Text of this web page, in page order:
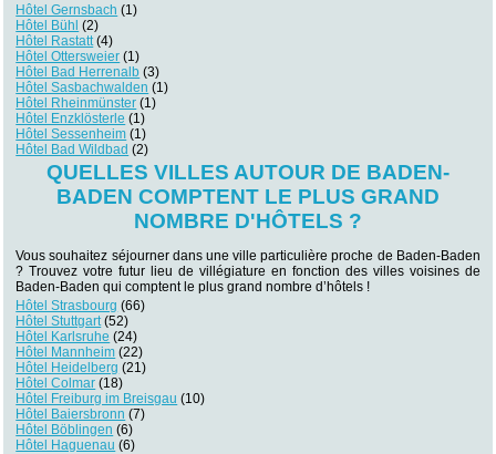
Hôtel Gernsbach (1)
Hôtel Bühl (2)
Hôtel Rastatt(4)
Hôtel Ottersweier (1)
Hôtel Bad Herrenalb (3)
Hôtel Sasbachwalden (1)
Hôtel Rheinmünster (1)
Hôtel Enzklösterle (1)
Hôtel Sessenheim (1)
Hôtel Bad Wildbad (2)
QUELLES VILLES AUTOUR DE BADEN-
BADEN COMPTENT LE PLUS GRAND
NOMBRE D'HÔTELS ?
Vous souhaitez séjourner dans une ville particulière proche de Baden-Baden
? Trouvez votre futur lieu de villégiature en fonction des villes voisines de
Baden-Baden qui comptent le plus grand nombre d’hôtels !
Hôtel Strasbourg (66)
Hôtel Stuttgart(52)
Hôtel Karlsruhe (24)
Hôtel Mannheim (22)
Hôtel Heidelberg (21)
Hôtel Colmar (18)
Hôtel Freiburg im Breisgau (10)
Hôtel Baiersbronn (7)
Hôtel Böblingen (6)
Hôtel Haguenau (6)